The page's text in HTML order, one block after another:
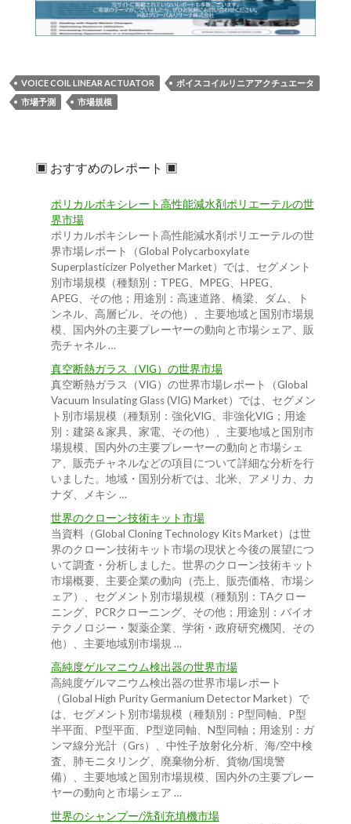
VOICE COIL LINEAR ACTUATOR
ボイスコイルリニアアクチュエータ
市場予測
市場規模
▣ おすすめのレポート ▣
ポリカルボキシレート高性能減水剤ポリエーテルの世
界市場
ポリカルボキシレート高性能減水剤ポリエーテルの世
界市場レポート（Global Polycarboxylate
Superplasticizer Polyether Market）では、セグメント
別市場規模（種類別：TPEG、MPEG、HPEG、
APEG、その他；用途別：高速道路、橋梁、ダム、ト
ンネル、高層ビル、その他）、主要地域と国別市場規
模、国内外の主要プレーヤーの動向と市場シェア、販
売チャネル …
真空断熱ガラス（VIG）の世界市場
真空断熱ガラス（VIG）の世界市場レポート（Global
Vacuum Insulating Glass (VIG) Market）では、セグメン
ト別市場規模（種類別：強化VIG、非強化VIG；用途
別：建築＆家具、家電、その他）、主要地域と国別市
場規模、国内外の主要プレーヤーの動向と市場シェ
ア、販売チャネルなどの項目について詳細な分析を行
いました。地域・国別分析では、北米、アメリカ、カ
ナダ、メキシ …
世界のクローン技術キット市場
当資料（Global Cloning Technology Kits Market）は世
界のクローン技術キット市場の現状と今後の展望につ
いて調査・分析しました。世界のクローン技術キット
市場概要、主要企業の動向（売上、販売価格、市場シ
ェア）、セグメント別市場規模（種類別：TAクロー
ニング、PCRクローニング、その他；用途別：バイオ
テクノロジー・製薬企業、学術・政府研究機関、その
他）、主要地域別市場規 …
高純度ゲルマニウム検出器の世界市場
高純度ゲルマニウム検出器の世界市場レポート
（Global High Purity Germanium Detector Market）で
は、セグメント別市場規模（種類別：P型同軸、P型
半平面、P型平面、P型逆同軸、N型同軸；用途別：ガ
ンマ線分光計（Grs）、中性子放射化分析、海/空中検
査、肺モニタリング、廃棄物分析、貨物/国境警
備）、主要地域と国別市場規模、国内外の主要プレー
ヤーの動向と市場シェア …
世界のシャンプー/洗剤充填機市場